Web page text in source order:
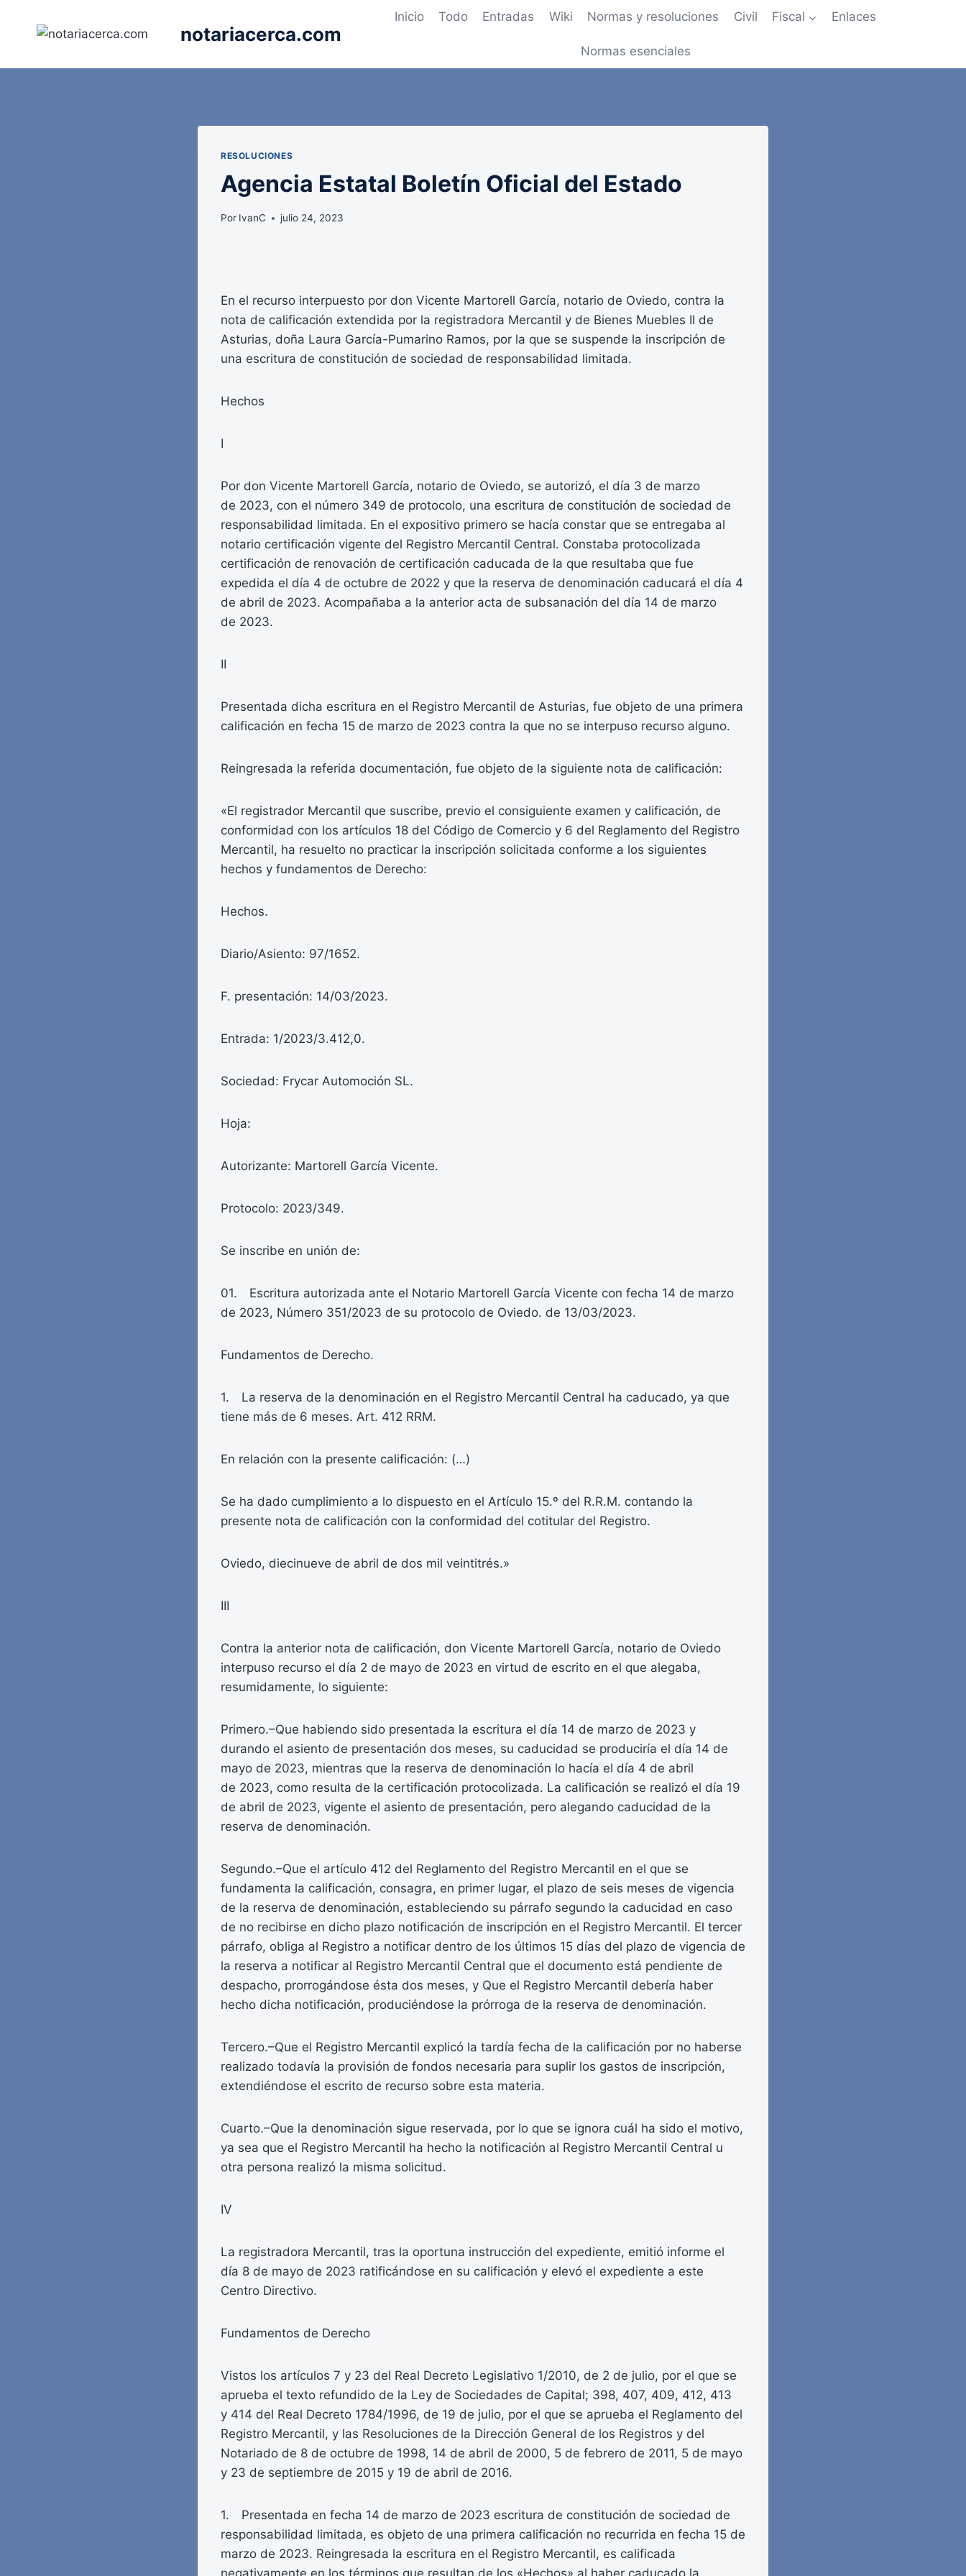
notariacerca.com
Inicio Todo Entradas Wiki Normas y resoluciones Civil Fiscal Enlaces
Normas esenciales
RESOLUCIONES
Agencia Estatal Boletín Oficial del Estado
Por IvanC julio 24, 2023
En el recurso interpuesto por don Vicente Martorell García, notario de Oviedo, contra la
nota de calificación extendida por la registradora Mercantil y de Bienes Muebles II de
Asturias, doña Laura García-Pumarino Ramos, por la que se suspende la inscripción de
una escritura de constitución de sociedad de responsabilidad limitada.
Hechos
I
Por don Vicente Martorell García, notario de Oviedo, se autorizó, el día 3 de marzo
de 2023, con el número 349 de protocolo, una escritura de constitución de sociedad de
responsabilidad limitada. En el expositivo primero se hacía constar que se entregaba al
notario certificación vigente del Registro Mercantil Central. Constaba protocolizada
certificación de renovación de certificación caducada de la que resultaba que fue
expedida el día 4 de octubre de 2022 y que la reserva de denominación caducará el día 4
de abril de 2023. Acompañaba a la anterior acta de subsanación del día 14 de marzo
de 2023.
II
Presentada dicha escritura en el Registro Mercantil de Asturias, fue objeto de una primera
calificación en fecha 15 de marzo de 2023 contra la que no se interpuso recurso alguno.
Reingresada la referida documentación, fue objeto de la siguiente nota de calificación:
«El registrador Mercantil que suscribe, previo el consiguiente examen y calificación, de
conformidad con los artículos 18 del Código de Comercio y 6 del Reglamento del Registro
Mercantil, ha resuelto no practicar la inscripción solicitada conforme a los siguientes
hechos y fundamentos de Derecho:
Hechos.
Diario/Asiento: 97/1652.
F. presentación: 14/03/2023.
Entrada: 1/2023/3.412,0.
Sociedad: Frycar Automoción SL.
Hoja:
Autorizante: Martorell García Vicente.
Protocolo: 2023/349.
Se inscribe en unión de:
01. Escritura autorizada ante el Notario Martorell García Vicente con fecha 14 de marzo
de 2023, Número 351/2023 de su protocolo de Oviedo. de 13/03/2023.
Fundamentos de Derecho.
1. La reserva de la denominación en el Registro Mercantil Central ha caducado, ya que
tiene más de 6 meses. Art. 412 RRM.
En relación con la presente calificación: (…)
Se ha dado cumplimiento a lo dispuesto en el Artículo 15.º del R.R.M. contando la
presente nota de calificación con la conformidad del cotitular del Registro.
Oviedo, diecinueve de abril de dos mil veintitrés.»
III
Contra la anterior nota de calificación, don Vicente Martorell García, notario de Oviedo
interpuso recurso el día 2 de mayo de 2023 en virtud de escrito en el que alegaba,
resumidamente, lo siguiente:
Primero.–Que habiendo sido presentada la escritura el día 14 de marzo de 2023 y
durando el asiento de presentación dos meses, su caducidad se produciría el día 14 de
mayo de 2023, mientras que la reserva de denominación lo hacía el día 4 de abril
de 2023, como resulta de la certificación protocolizada. La calificación se realizó el día 19
de abril de 2023, vigente el asiento de presentación, pero alegando caducidad de la
reserva de denominación.
Segundo.–Que el artículo 412 del Reglamento del Registro Mercantil en el que se
fundamenta la calificación, consagra, en primer lugar, el plazo de seis meses de vigencia
de la reserva de denominación, estableciendo su párrafo segundo la caducidad en caso
de no recibirse en dicho plazo notificación de inscripción en el Registro Mercantil. El tercer
párrafo, obliga al Registro a notificar dentro de los últimos 15 días del plazo de vigencia de
la reserva a notificar al Registro Mercantil Central que el documento está pendiente de
despacho, prorrogándose ésta dos meses, y Que el Registro Mercantil debería haber
hecho dicha notificación, produciéndose la prórroga de la reserva de denominación.
Tercero.–Que el Registro Mercantil explicó la tardía fecha de la calificación por no haberse
realizado todavía la provisión de fondos necesaria para suplir los gastos de inscripción,
extendiéndose el escrito de recurso sobre esta materia.
Cuarto.–Que la denominación sigue reservada, por lo que se ignora cuál ha sido el motivo,
ya sea que el Registro Mercantil ha hecho la notificación al Registro Mercantil Central u
otra persona realizó la misma solicitud.
IV
La registradora Mercantil, tras la oportuna instrucción del expediente, emitió informe el
día 8 de mayo de 2023 ratificándose en su calificación y elevó el expediente a este
Centro Directivo.
Fundamentos de Derecho
Vistos los artículos 7 y 23 del Real Decreto Legislativo 1/2010, de 2 de julio, por el que se
aprueba el texto refundido de la Ley de Sociedades de Capital; 398, 407, 409, 412, 413
y 414 del Real Decreto 1784/1996, de 19 de julio, por el que se aprueba el Reglamento del
Registro Mercantil, y las Resoluciones de la Dirección General de los Registros y del
Notariado de 8 de octubre de 1998, 14 de abril de 2000, 5 de febrero de 2011, 5 de mayo
y 23 de septiembre de 2015 y 19 de abril de 2016.
1. Presentada en fecha 14 de marzo de 2023 escritura de constitución de sociedad de
responsabilidad limitada, es objeto de una primera calificación no recurrida en fecha 15 de
marzo de 2023. Reingresada la escritura en el Registro Mercantil, es calificada